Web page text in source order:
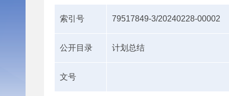
索引号 79517849-3/20240228-00002
公开目录 计划总结
文号